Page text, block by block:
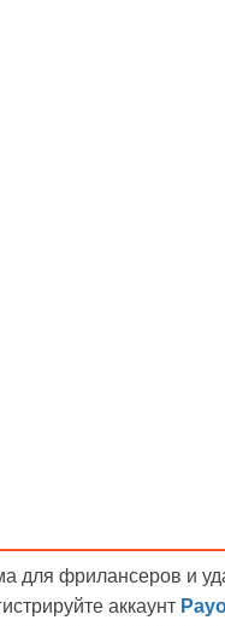
для фрилансеров и
аккаунт